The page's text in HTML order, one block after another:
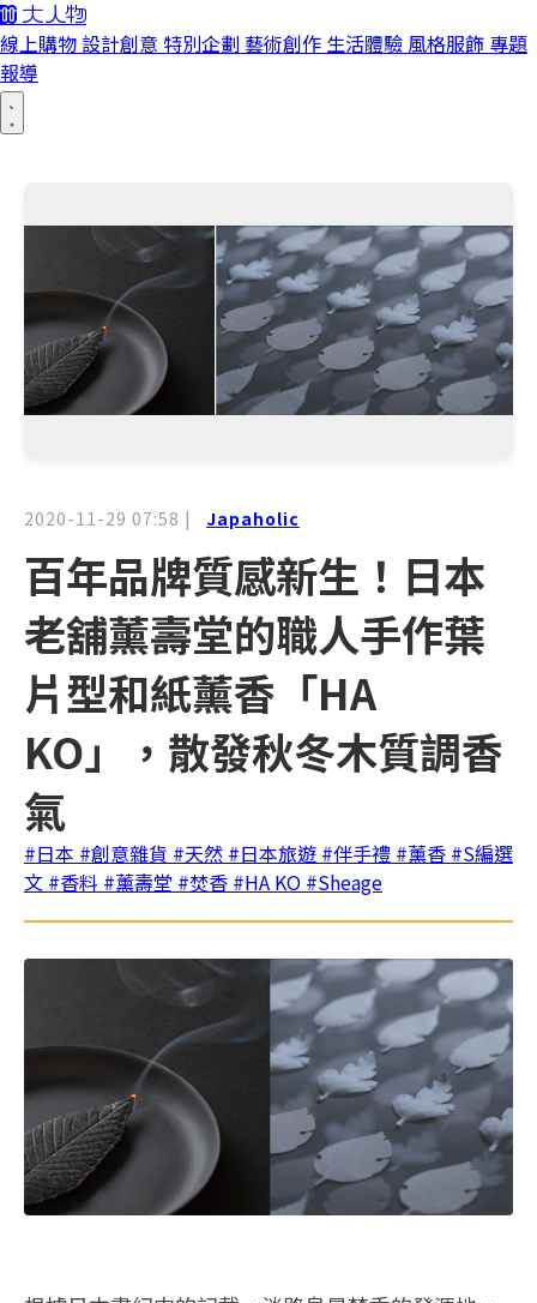
線上購物 設計創意 特別企劃 藝術創作 生活體驗 風格服飾 專題
報導
2020-11-29 07:58 | Japaholic
百年品牌質感新生！日本
老舖薰壽堂的職人手作葉
片型和紙薰香「HA
KO」，散發秋冬木質調香
氣
#日本 #創意雜貨 #天然 #日本旅遊 #伴手禮 #薰香 #S編選
文 #香料 #薰壽堂 #焚香 #HA KO #Sheage